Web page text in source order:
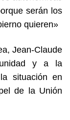
serán los
quieren»
Jean-Claude
y a la
situación en
de la Unión